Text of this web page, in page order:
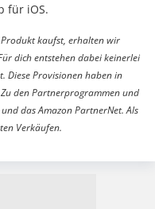
für iOS.
Produkt kaufst, erhalten wir
dich entstehen dabei keinerlei
Diese Provisionen haben in
den Partnerprogrammen und
das Amazon PartnerNet. Als
Verkäufen.